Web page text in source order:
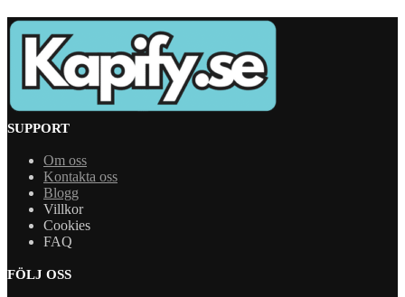
SUPPORT
Om oss
Kontakta oss
Blogg
Villkor
Cookies
FAQ
FÖLJ OSS